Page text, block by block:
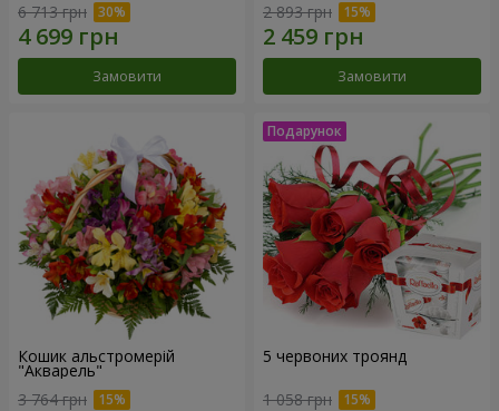
6 713 грн
Замовити
2 893 грн
Замовити
Кошик альстромерій
"Акварель"
3 764 грн
5 червоних троянд
1 058 грн